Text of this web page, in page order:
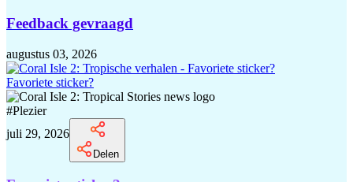
Feedback gevraagd
augustus 03, 2026
Favoriete sticker?
#Plezier
juli 29, 2026
Delen